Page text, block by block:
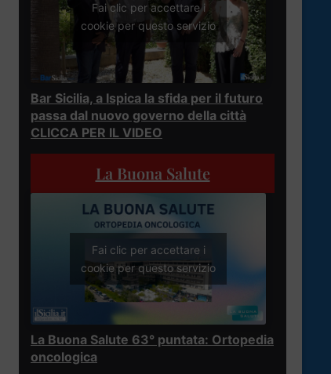
Fai clic per accettare i
cookie per questo servizio
Bar Sicilia, a Ispica la sfida per il futuro
passa dal nuovo governo della città
CLICCA PER IL VIDEO
La Buona Salute
Fai clic per accettare i
cookie per questo servizio
La Buona Salute 63° puntata: Ortopedia
oncologica